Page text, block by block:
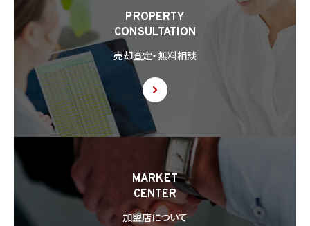
PROPERTY
CONSULTATION
売却査定・無料相談
MARKET
CENTER
加盟店について